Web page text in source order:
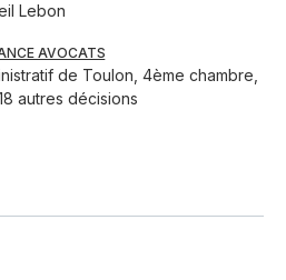
Lebon
AVOCATS
de Toulon, 4ème chambre,
autres décisions